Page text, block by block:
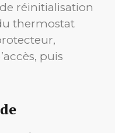
réinitialisation
thermostat
puis